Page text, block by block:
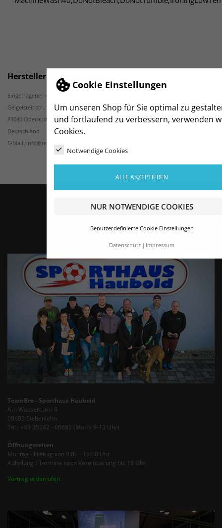
Cookie Einstellungen
Um unseren Shop für Sie optimal zu
und fortlaufend zu verbessern, verwenden
Cookies.
Notwendige Cookies
ALLE AKZEPTIEREN
NUR NOTWENDIGE COOKIES
Benutzerdefinierte Cookie Einstellungen
Datenschutz Impressum
Hersteller Informationen
Eingetragener Handelsname: New Wave GmbH
Geigelsteinstr. 10
83080 Oberaudorf
Deutschland
E-Mail: info@newwave-germany.de
TeamBro - Sporthaus Haubold
Am Wasserturm 6
09603 Siebenlehn
Tel.: +49 35242 - 66683 (Mo-Fr 9-13 Uhr)
Öffnungszeiten
Montag - Freitag von 9:00 - 16:00 Uhr
Abholung / Termine nach Vereinbarung bis 18 Uhr
Vertrag widerrufen